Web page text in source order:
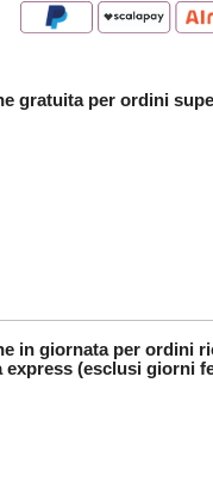
gratuita per ordini
in giornata per ordini
express (esclusi giorni